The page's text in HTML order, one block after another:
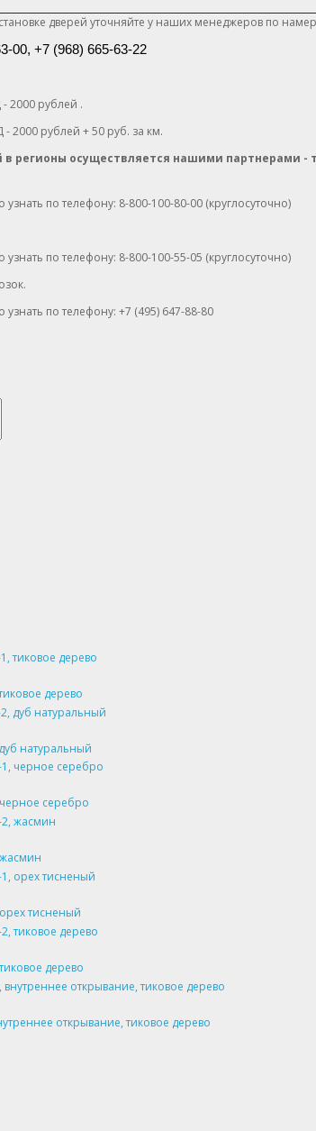
дверей уточняйте у наших менеджеров по
00, +7 (968) 665-63-22
2000 рублей .
2000 рублей + 50 руб. за км.
в регионы осуществляется нашими партнерами
по телефону: 8-800-100-80-00 (круглосуточно)
по телефону: 8-800-100-55-05 (круглосуточно)
по телефону: +7 (495) 647-88-80
дерево
натуральный
серебро
тисненый
дерево
открывание, тиковое дерево